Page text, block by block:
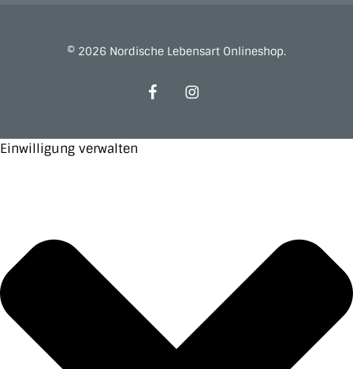
© 2026 Nordische Lebensart Onlineshop.
facebookinstagram
Einwilligung verwalten